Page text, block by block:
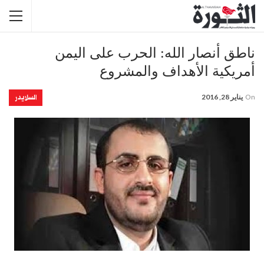
ناطق أنصار الله: الحرب على اليمن
أمريكية الأهداف والمشروع
السلايدر On يناير 28, 2016